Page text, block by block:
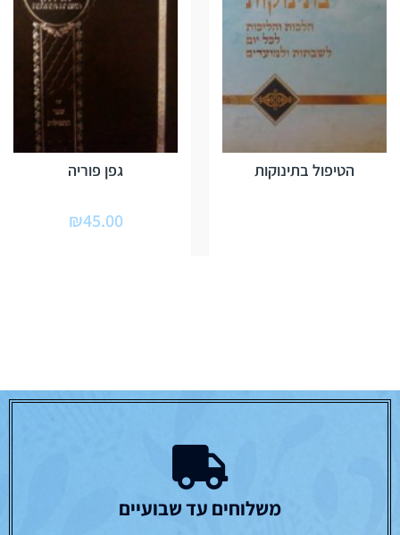
הטיפול בתינוקות גפן פוריה
₪45.00
משלוחים עד שבועיים